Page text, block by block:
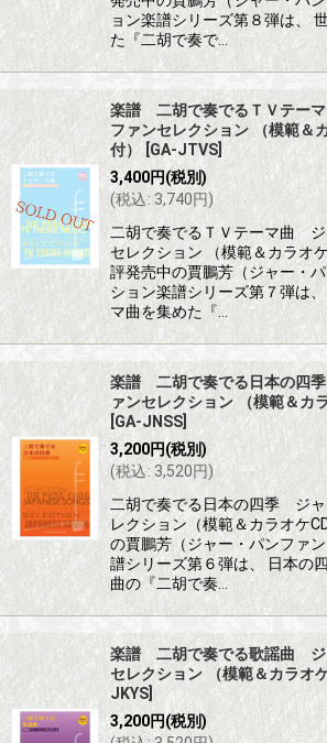
ョン楽譜シリーズ第８弾は、
た『二胡で奏で…
楽譜 二胡で奏でるＴＶテー
ファンセレクション （模範＆
付）
GA-JTVS
3,400円(税別)
(税込: 3,740円)
二胡で奏でるＴＶテーマ曲
セレクション （模範＆カラオ
評発売中の賈鵬芳（ジャー・
ション楽譜シリーズ第７弾は
マ曲を集めた『…
楽譜 二胡で奏でる日本の四
ァンセレクション （模範＆カ
[ GA-JNSS
3,200円(税別)
(税込: 3,520円)
二胡で奏でる日本の四季 ジ
レクション（模範＆カラオケ
の賈鵬芳（ジャー・パンファ
譜シリーズ第６弾は、 日本の
曲の『二胡で奏…
楽譜 二胡で奏でる歌謡曲 ジ
セレクション （模範＆カラオ
JKYS
3,200円(税別)